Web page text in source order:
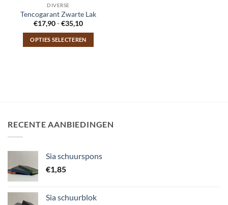
DIVERSE
Tencogarant Zwarte Lak
€17,90-€35,10Prijsklasse:
tot
€35,10
OPTIES SELECTEREN
kan
op
de
RECENTE AANBIEDINGEN
Sia schuurspons
€1,85
Sia schuurblok